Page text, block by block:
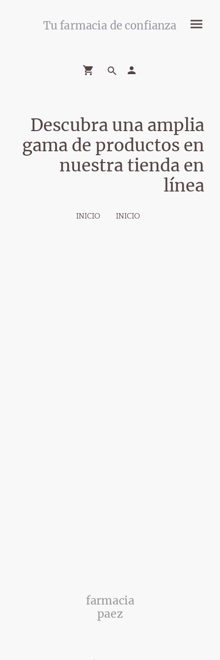
Tu farmacia de confianza
Descubra una amplia
gama de productos en
nuestra tienda en
línea
INICIO INICIO
farmacia
paez